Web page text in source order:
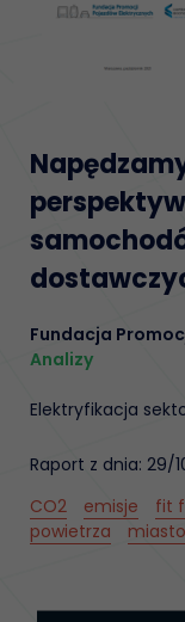
Fundacja
Analizy
Elektryfikacja
Raport z dnia: 29/
CO2
emisje fit
powietrza